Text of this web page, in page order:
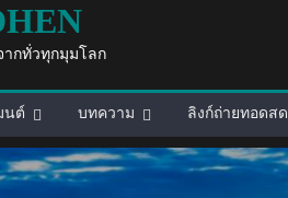
กทั่วทุกมุมโลก
นต์ บทความ ลิงก์ถ่ายทอดสด